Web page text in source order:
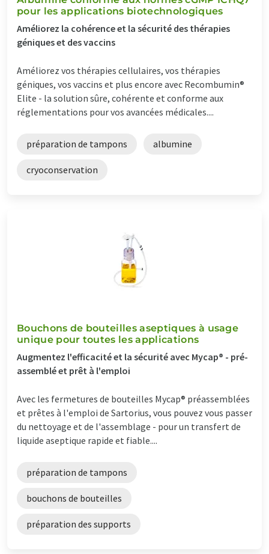
pour les applications biotechnologiques
Améliorez la cohérence et la sécurité des thérapies
géniques et des vaccins
Améliorez vos thérapies cellulaires, vos thérapies
géniques, vos vaccins et plus encore avec Recombumin®
Elite - la solution sûre, cohérente et conforme aux
réglementations pour vos avancées médicales....
préparation de tampons albumine
cryoconservation
Bouchons de bouteilles aseptiques à usage
unique pour toutes les applications
Augmentez l'efficacité et la sécurité avec Mycap® - pré-
assemblé et prêt à l'emploi
Avec les fermetures de bouteilles Mycap® préassemblées
et prêtes à l'emploi de Sartorius, vous pouvez vous passer
du nettoyage et de l'assemblage - pour un transfert de
liquide aseptique rapide et fiable....
préparation de tampons
bouchons de bouteilles
préparation des supports